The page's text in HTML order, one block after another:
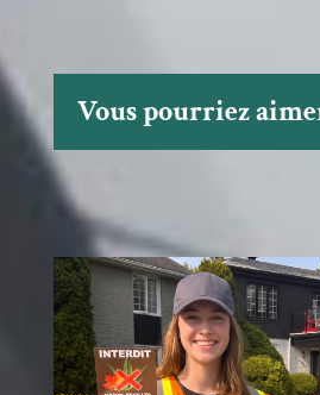
Vous pourriez